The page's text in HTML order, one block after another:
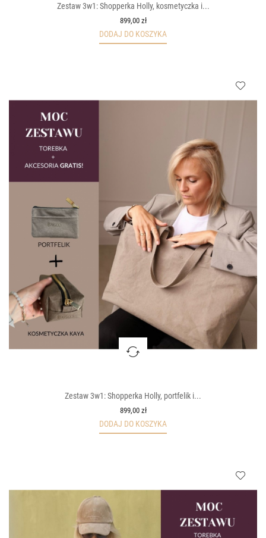
Zestaw 3w1: Shopperka Holly, kosmetyczka i...
899,00 zł
DODAJ DO KOSZYKA
Zestaw 3w1: Shopperka Holly, portfelik i...
899,00 zł
DODAJ DO KOSZYKA